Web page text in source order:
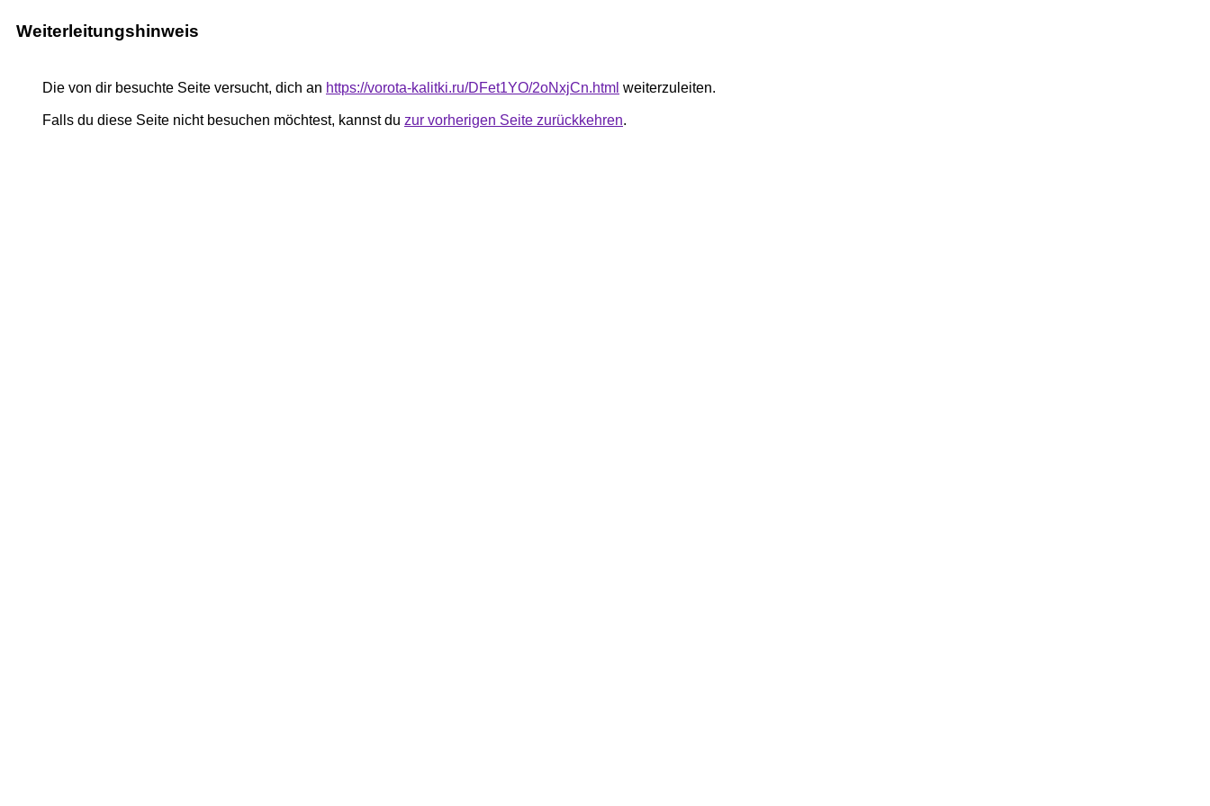
Weiterleitungshinweis
Die von dir besuchte Seite versucht, dich an https://vorota-kalitki.ru/DFet1YO/2oNxjCn.html weiterzuleiten.
Falls du diese Seite nicht besuchen möchtest, kannst du zur vorherigen Seite zurückkehren.